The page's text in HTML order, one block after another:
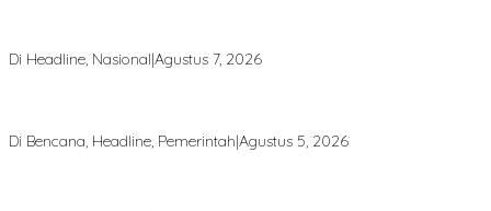
Di Headline, Nasional|Agustus 7, 2026
Di Bencana, Headline, Pemerintah|Agustus 5, 2026